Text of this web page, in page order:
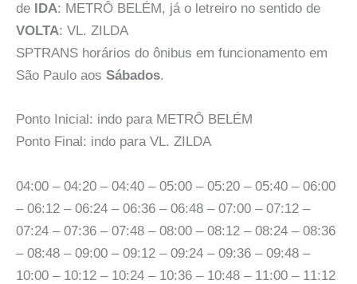
de
IDA: METRÔ BELÉM, já o letreiro no sentido de
VOLTA: VL. ZILDA
SPTRANS horários do ônibus em funcionamento em
São Paulo aos Sábados.
Ponto Inicial: indo para METRÔ BELÉM
Ponto Final: indo para VL. ZILDA
04:00 – 04:20 – 04:40 – 05:00 – 05:20 – 05:40 – 06:00
– 06:12 – 06:24 – 06:36 – 06:48 – 07:00 – 07:12 –
07:24 – 07:36 – 07:48 – 08:00 – 08:12 – 08:24 – 08:36
– 08:48 – 09:00 – 09:12 – 09:24 – 09:36 – 09:48 –
10:00 – 10:12 – 10:24 – 10:36 – 10:48 – 11:00 – 11:12